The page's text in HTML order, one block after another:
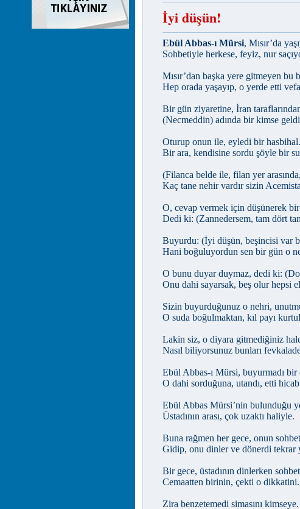
İyi düşün!
Ebül Abbas-ı Mürsi, Mısır’da
Sohbetiyle herkese, feyiz, nur
Mısır’dan başka yere gitmeyen bu
Hep orada yaşayıp, o yerde etti
Bir gün ziyaretine, İran
(Necmeddin) adında bir kimse
Oturup onun ile, eyledi bir hasbihal.
Bir ara, kendisine sordu şöyle bir
(Filanca belde ile, filan yer arasında,
Kaç tane nehir vardır sizin
O, cevap vermek için düşünerek
Dedi ki: (Zannedersem, tam dört
Buyurdu: (İyi düşün, beşincisi var
Hani boğuluyordun sen bir gün o
O bunu duyar duymaz, dedi ki:
Onu dahi sayarsak, beş olur hepsi
Sizin buyurduğunuz o nehri,
O suda boğulmaktan, kıl payı
Lakin siz, o diyara gitmediğiniz
Nasıl biliyorsunuz bunları
Ebül Abbas-ı Mürsi, buyurmadı bir
O dahi sorduğuna, utandı, etti
Ebül Abbas Mürsi’nin bulunduğu
Üstadının arası, çok uzaktı haliyle.
Buna rağmen her gece, onun
Gidip, onu dinler ve dönerdi tekrar
Bir gece, üstadının dinlerken
Cemaatten birinin, çekti o dikkatini.
Zira benzetemedi simasını kimseye.